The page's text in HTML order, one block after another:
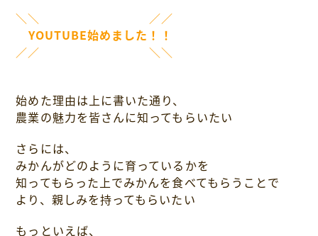
＼＼ ／／
YOUTUBE始めました！！
／／ ＼＼
始めた理由は上に書いた通り、
農業の魅力を皆さんに知ってもらいたい
さらには、
みかんがどのように育っているかを
知ってもらった上でみかんを食べてもらうことで
より、親しみを持ってもらいたい
もっといえば、